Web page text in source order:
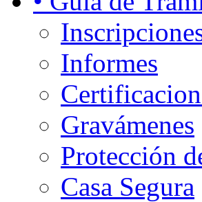
Informes
Gravámenes
Protección
Casa Segura